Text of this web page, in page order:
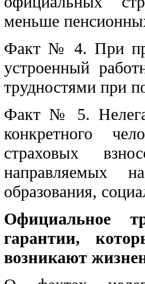
меньше
Факт № 4. При
устроенный
трудностями при
Факт № 5.
конкретного
страховых
направляемых
образования,
Официальное
гарантии,
возникают